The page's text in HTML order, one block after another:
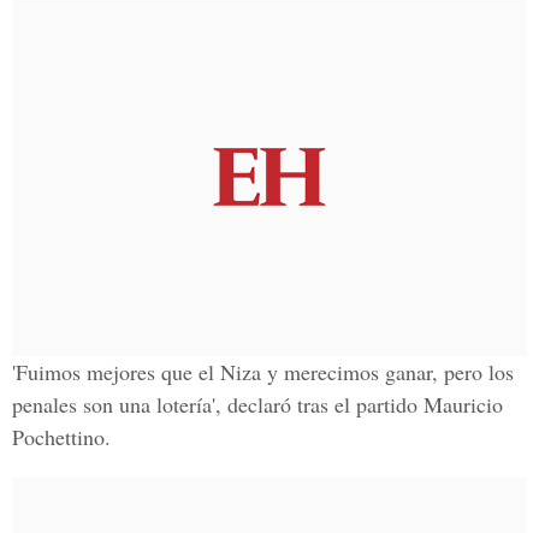
'Fuimos mejores que el Niza y merecimos ganar, pero los
penales son una lotería', declaró tras el partido Mauricio
Pochettino.